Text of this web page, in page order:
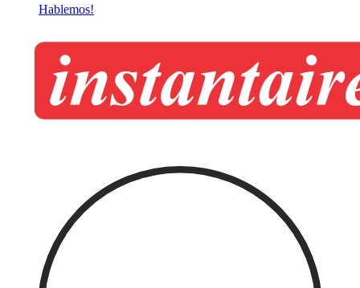
Hablemos!